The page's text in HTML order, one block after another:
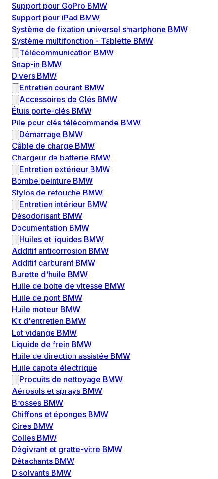
Support pour GoPro BMW
Support pour iPad BMW
Système de fixation universel smartphone BMW
Système multifonction - Tablette BMW
Télécommunication BMW
Snap-in BMW
Divers BMW
Entretien courant BMW
Accessoires de Clés BMW
Étuis porte-clés BMW
Pile pour clés télécommande BMW
Démarrage BMW
Câble de charge BMW
Chargeur de batterie BMW
Entretien extérieur BMW
Bombe peinture BMW
Stylos de retouche BMW
Entretien intérieur BMW
Désodorisant BMW
Documentation BMW
Huiles et liquides BMW
Additif anticorrosion BMW
Additif carburant BMW
Burette d'huile BMW
Huile de boite de vitesse BMW
Huile de pont BMW
Huile moteur BMW
Kit d'entretien BMW
Lot vidange BMW
Liquide de frein BMW
Huile de direction assistée BMW
Huile capote électrique
Produits de nettoyage BMW
Aérosols et sprays BMW
Brosses BMW
Chiffons et éponges BMW
Cires BMW
Colles BMW
Dégivrant et gratte-vitre BMW
Détachants BMW
Disolvants BMW